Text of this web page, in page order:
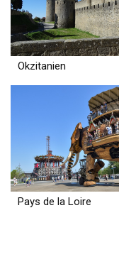
Okzitanien
Pays de la Loire